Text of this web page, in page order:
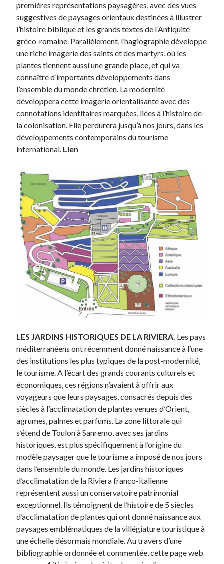
premières représentations paysagères, avec des vues
suggestives de paysages orientaux destinées à illustrer
l’histoire biblique et les grands textes de l’Antiquité
gréco-romaine. Parallèlement, l’hagiographie développe
une riche imagerie des saints et des martyrs, où les
plantes tiennent aussi une grande place, et qui va
connaître d’importants développements dans
l’ensemble du monde chrétien. La modernité
développera cette imagerie orientalisante avec des
connotations identitaires marquées, liées à l’histoire de
la colonisation. Elle perdurera jusqu’à nos jours, dans les
développements contemporains du tourisme
international. Lien
LES JARDINS HISTORIQUES DE LA RIVIERA. Les pays
méditerranéens ont récemment donné naissance à l’une
des institutions les plus typiques de la post-modernité,
le tourisme. A l’écart des grands courants culturels et
économiques, ces régions n’avaient à offrir aux
voyageurs que leurs paysages, consacrés depuis des
siècles à l’acclimatation de plantes venues d’Orient,
agrumes, palmes et parfums. La zone littorale qui
s’étend de Toulon à Sanremo, avec ses jardins
historiques, est plus spécifiquement à l’origine du
modèle paysager que le tourisme a imposé de nos jours
dans l’ensemble du monde. Les jardins historiques
d’acclimatation de la Riviera franco-italienne
représentent aussi un conservatoire patrimonial
exceptionnel. Ils témoignent de l’histoire de 5 siècles
d’acclimatation de plantes qui ont donné naissance aux
paysages emblématiques de la villégiature touristique à
une échelle désormais mondiale. Au travers d’une
bibliographie ordonnée et commentée, cette page web